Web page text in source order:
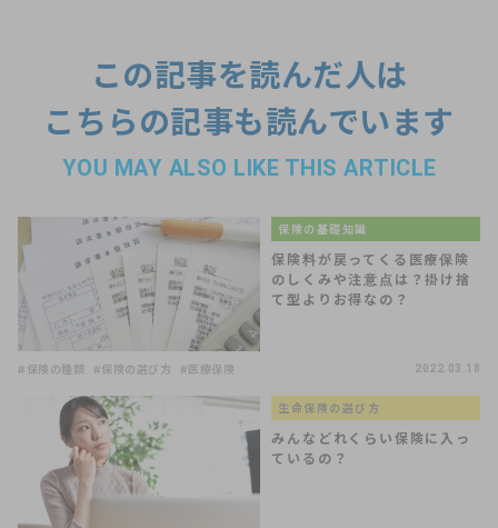
この記事を読んだ人は
こちらの記事も読んでいます
YOU MAY ALSO LIKE THIS ARTICLE
保険の基礎知識
保険料が戻ってくる医療保険
のしくみや注意点は？掛け捨
て型よりお得なの？
#保険の種類 #保険の選び方 #医療保険 2022.03.18
生命保険の選び方
みんなどれくらい保険に入っ
ているの？